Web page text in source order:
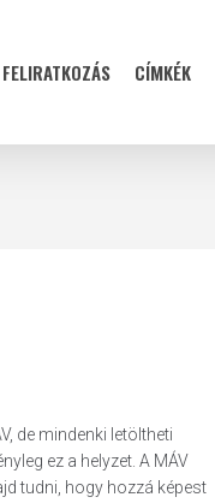
FELIRATKOZÁS CÍMKÉK
de mindenki letöltheti
ez a helyzet. A MÁV
tudni, hogy hozzá képest